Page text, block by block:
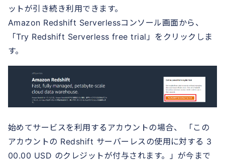
ットが引き続き利用できます。
Amazon Redshift Serverlessコンソール画面から、
「Try Redshift Serverless free trial」をクリックしま
す。
始めてサービスを利用するアカウントの場合、 「この
アカウントの Redshift サーバーレスの使用に対する 3
00.00 USD のクレジットが付与されます。」が今まで